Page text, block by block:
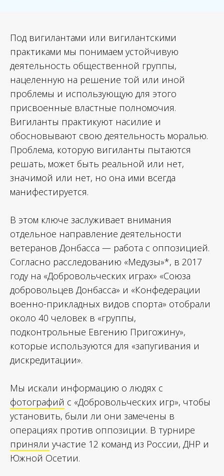
Под вигилантами или вигилантскими
практиками мы понимаем устойчивую
деятельность общественной группы,
нацеленную на решение той или иной
проблемы и использующую для этого
присвоенные властные полномочия.
Вигиланты практикуют насилие и
обосновывают свою деятельность моралью.
Проблема, которую вигиланты пытаются
решать, может быть реальной или нет,
значимой или нет, но она ими всегда
манифестируется.
В этом ключе заслуживает внимания
отдельное направление деятельности
ветеранов Донбасса — работа с оппозицией.
Согласно расследованию «Медузы»*, в 2017
году на «Добровольческих играх» «Союза
добровольцев Донбасса» и «Конфедерации
военно-прикладных видов спорта» отобрали
около 40 человек в «группы,
подконтрольные Евгению Пригожину»,
которые используются для «запугивания и
дискредитации».
Мы искали информацию о людях с
фотографий с «Добровольческих игр», чтобы
установить, были ли они замечены в
операциях против оппозиции. В турнире
приняли участие 12 команд из России, ДНР и
Южной Осетии.